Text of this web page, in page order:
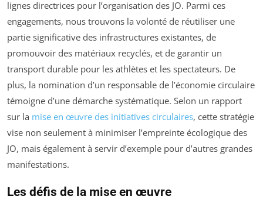
lignes directrices pour l’organisation des JO. Parmi ces
engagements, nous trouvons la volonté de réutiliser une
partie significative des infrastructures existantes, de
promouvoir des matériaux recyclés, et de garantir un
transport durable pour les athlètes et les spectateurs. De
plus, la nomination d’un responsable de l’économie circulaire
témoigne d’une démarche systématique. Selon un rapport
sur la mise en œuvre des initiatives circulaires, cette stratégie
vise non seulement à minimiser l’empreinte écologique des
JO, mais également à servir d’exemple pour d’autres grandes
manifestations.
Les défis de la mise en œuvre